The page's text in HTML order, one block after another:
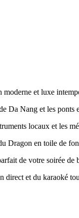
et luxe
Nang et les
locaux et les
Dragon en toile de
de votre soirée de
direct et du karaoké